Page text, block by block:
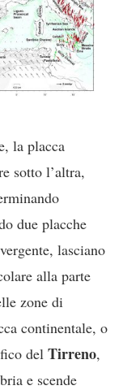
la placca
sotto l’altra,
due placche
lasciano
alla parte
zone di
continentale, o
del Tirreno,
e scende